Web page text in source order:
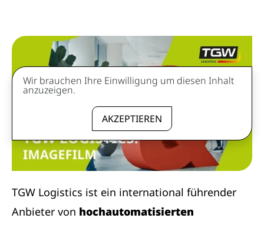
Wir brauchen Ihre Einwilligung um diesen Inhalt
anzuzeigen.
AKZEPTIEREN
TGW Logistics ist ein international führender
Anbieter von hochautomatisierten